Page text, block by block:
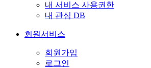
내 서비스 사용권한
내 관심 DB
회원서비스
회원가입
로그인